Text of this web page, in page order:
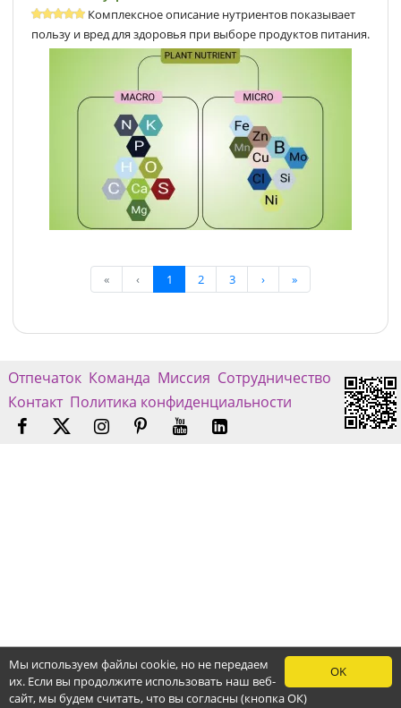
Комплексное описание нутриентов показывает
пользу и вред для здоровья при выборе продуктов питания.
« ‹ 1 2 3 › »
Отпечаток Команда Миссия Сотрудничество
Контакт Политика конфиденциальности
OK
Мы используем файлы cookie, но не передаем
их. Если вы продолжите использовать наш веб-
сайт, мы будем считать, что вы согласны (кнопка ОК)